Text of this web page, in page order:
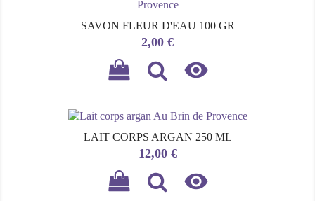
SAVON FLEUR D'EAU 100 GR
Prix
2,00 €

LAIT CORPS ARGAN 250 ML
Prix
12,00 €
